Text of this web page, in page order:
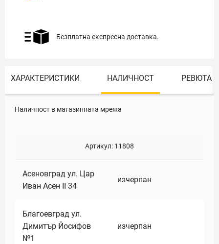
Безплатна експресна доставка.
ХАРАКТЕРИСТИКИ НАЛИЧНОСТ РЕВЮТА
Наличност в магазинната мрежа
Артикул: 11808
Асеновград ул. Цар
Иван Асен II 34
изчерпан
Благоевград ул.
Димитър Йосифов
№1
изчерпан